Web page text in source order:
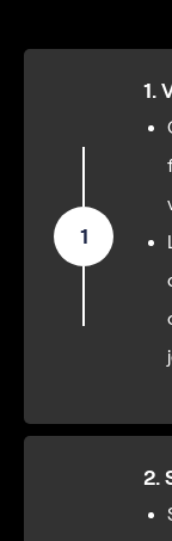
1
1.
2.